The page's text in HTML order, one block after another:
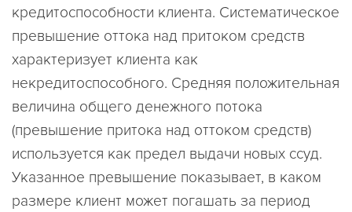
кредитоспособности клиента. Систематическое
превышение оттока над притоком средств
характеризует клиента как
некредитоспособного. Средняя положительная
величина общего денежного потока
(превышение притока над оттоком средств)
используется как предел выдачи новых ссуд.
Указанное превышение показывает, в каком
размере клиент может погашать за период